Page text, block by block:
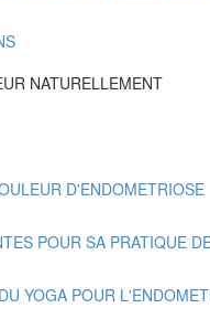
NATURELLEMENT
D'ENDOMETRIOSE
POUR SA PRATIQUE
YOGA POUR